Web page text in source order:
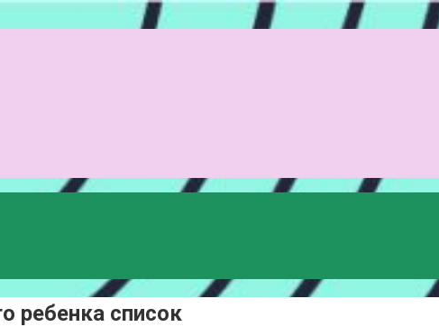
ребенка список